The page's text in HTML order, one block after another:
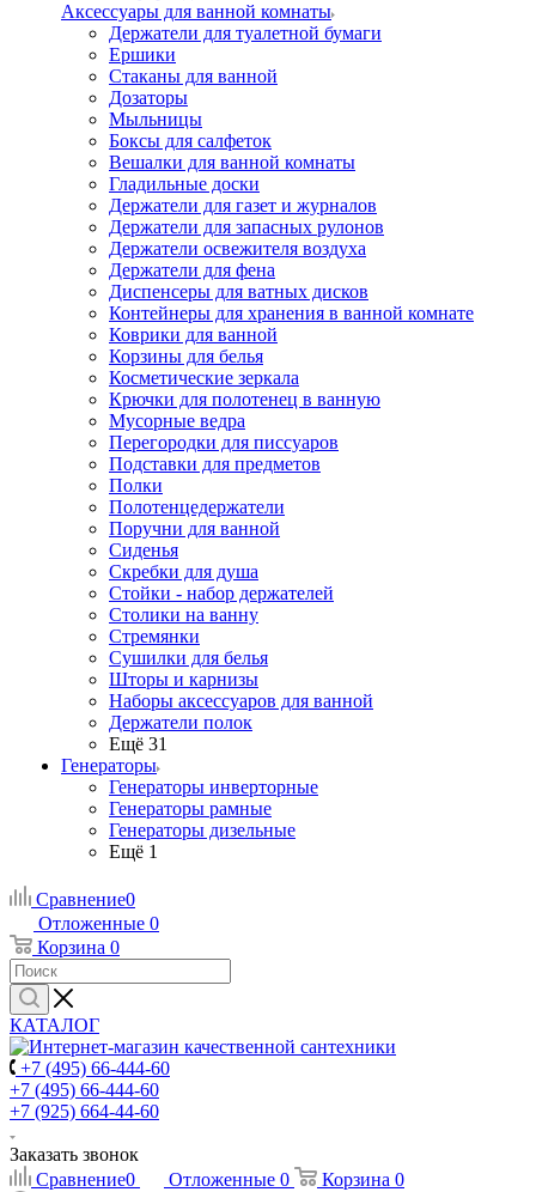
Аксессуары для ванной комнаты
Держатели для туалетной бумаги
Ершики
Стаканы для ванной
Дозаторы
Мыльницы
Боксы для салфеток
Вешалки для ванной комнаты
Гладильные доски
Держатели для газет и журналов
Держатели для запасных рулонов
Держатели освежителя воздуха
Держатели для фена
Диспенсеры для ватных дисков
Контейнеры для хранения в ванной комнате
Коврики для ванной
Корзины для белья
Косметические зеркала
Крючки для полотенец в ванную
Мусорные ведра
Перегородки для писсуаров
Подставки для предметов
Полки
Полотенцедержатели
Поручни для ванной
Сиденья
Скребки для душа
Стойки - набор держателей
Столики на ванну
Стремянки
Сушилки для белья
Шторы и карнизы
Наборы аксессуаров для ванной
Держатели полок
Ещё 31
Генераторы
Генераторы инверторные
Генераторы рамные
Генераторы дизельные
Ещё 1
Сравнение0
Отложенные 0
Корзина 0
КАТАЛОГ
+7 (495) 66-444-60
+7 (495) 66-444-60
+7 (925) 664-44-60
Заказать звонок
Сравнение0 Отложенные 0 Корзина 0